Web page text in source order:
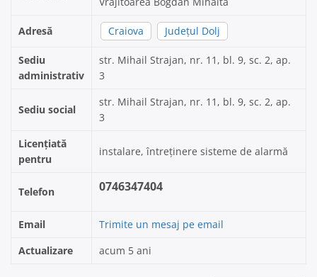
Adresă Craiova Județul Dolj
Sediu
administrativ
str. Mihail Strajan, nr. 11, bl. 9, sc. 2, ap.
3
Sediu social
str. Mihail Strajan, nr. 11, bl. 9, sc. 2, ap.
3
Licențiată
pentru
instalare, întreținere sisteme de alarmă
Telefon 0746347404
Email
Trimite un mesaj pe email
Actualizare
acum 5 ani